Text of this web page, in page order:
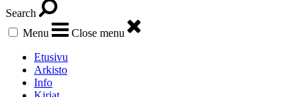
Search
Menu
Close menu
Etusivu
Arkisto
Info